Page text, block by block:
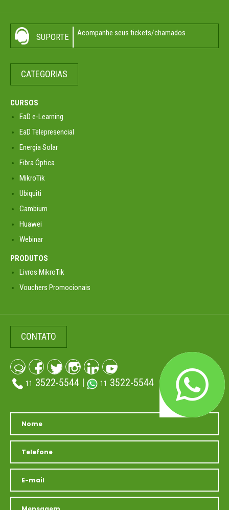
SUPORTE Acompanhe seus tickets/chamados
CATEGORIAS
CURSOS
EaD e-Learning
EaD Telepresencial
Energia Solar
Fibra Óptica
MikroTik
Ubiquiti
Cambium
Huawei
Webinar
PRODUTOS
Livros MikroTik
Vouchers Promocionais
CONTATO
11 3522-5544 | 11 3522-5544
(atendimento whatsapp)